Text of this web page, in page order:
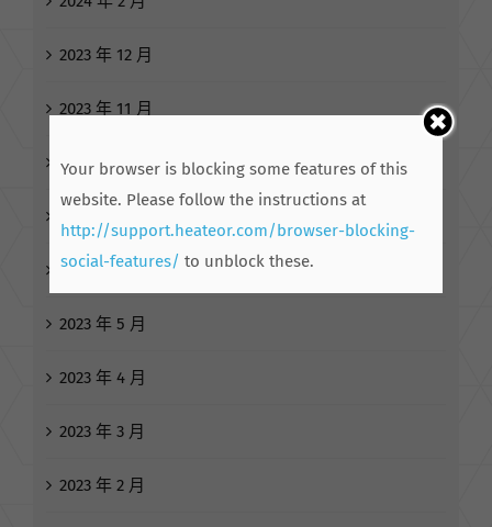
2023 年 12 月
2023 年 11 月
2023 年 10 月
2023 年 7 月
2023 年 5 月
2023 年 4 月
2023 年 3 月
2023 年 2 月
Your browser is blocking some features of this
website. Please follow the instructions at
http://support.heateor.com/browser-blocking-
social-features/ to unblock these.